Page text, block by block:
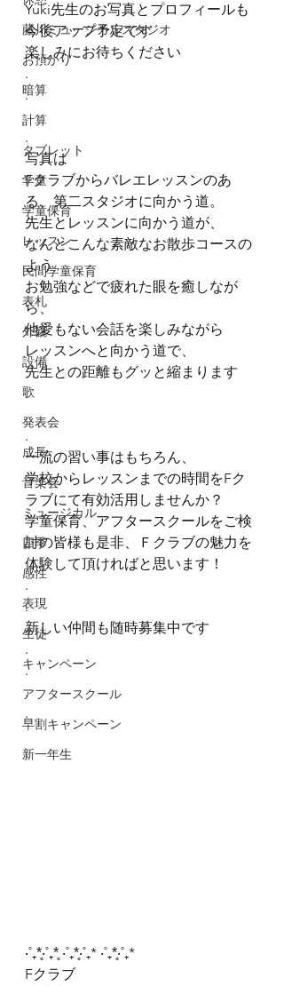
藤川ミュージカルスタジオ
お預かり
暗算
計算
タブレット
学童
学童保育
レッスン
民間学童保育
表札
外観
設備
歌
発表会
成長
音楽会
ミュージカル
四季
感性
表現
生徒
キャンペーン
アフタースクール
早割キャンペーン
新一年生
Yuki先生のお写真とプロフィールも
今後アップ予定です
楽しみにお待ちください
.
.
.
.
写真は
Fクラブからバレエレッスンのあ
る、第二スタジオに向かう道。
先生とレッスンに向かう道が、
なんとこんな素敵なお散歩コースの
よう
お勉強などで疲れた眼を癒しなが
ら、
他愛もない会話を楽しみながら
レッスンへと向かう道で、
先生との距離もグッと縮まります
.
.
.
一流の習い事はもちろん、
学校からレッスンまでの時間をFク
ラブにて有効活用しませんか？
学童保育、アフタースクールをご検
討の皆様も是非、Ｆクラブの魅力を
体験して頂ければと思います！
.
.
新しい仲間も随時募集中です
.
.
.
.
‧˚₊*̥‧˚₊*̥ ‧˚₊*̥‧˚₊* ‧˚₊*̥‧˚₊*
Fクラブ